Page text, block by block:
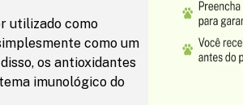
utilizado como
como um
os antioxidantes
imunológico do